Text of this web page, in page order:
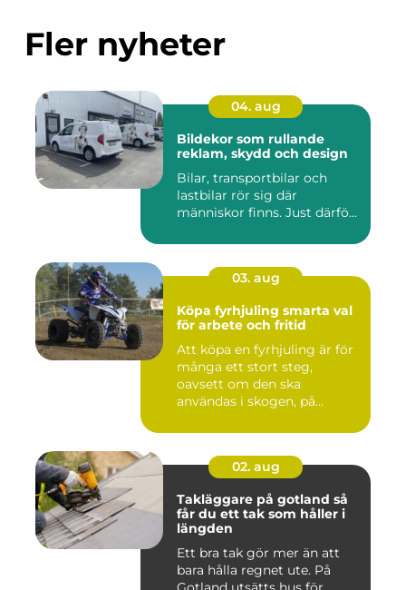
Fler nyheter
04. aug
Bildekor som rullande
reklam, skydd och design
Bilar, transportbilar och
lastbilar rör sig där
människor finns. Just därfö...
03. aug
Köpa fyrhjuling smarta val
för arbete och fritid
Att köpa en fyrhjuling är för
många ett stort steg,
oavsett om den ska
användas i skogen, på
02. aug
Takläggare på gotland så
får du ett tak som håller i
längden
Ett bra tak gör mer än att
bara hålla regnet ute. På